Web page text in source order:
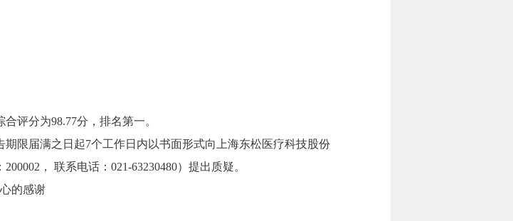
评分为98.77分，排名第一。
限届满之日起7个工作日内以书面形式向上海东松医疗科技股份
， 联系电话：021-63230480）提出质疑。
的感谢